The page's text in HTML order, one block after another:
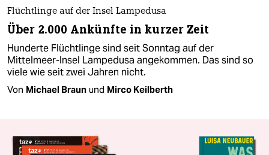
Flüchtlinge auf der Insel Lampedusa
Über 2.000 Ankünfte in kurzer Zeit
Hunderte Flüchtlinge sind seit Sonntag auf der
Mittelmeer-Insel Lampedusa angekommen. Das sind so
viele wie seit zwei Jahren nicht.
Von Michael Braun und Mirco Keilberth